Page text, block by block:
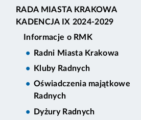
RADA MIASTA KRAKOWA
KADENCJA IX 2024-2029
Informacje o RMK
Radni Miasta Krakowa
Kluby Radnych
Oświadczenia majątkowe
Radnych
Dyżury Radnych